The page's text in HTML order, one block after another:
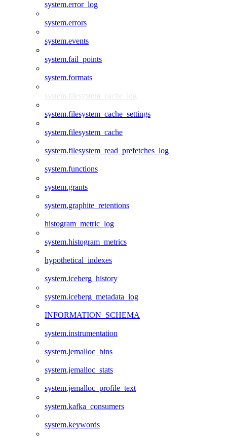
system.error_log
system.errors
system.events
system.fail_points
system.formats
system.filesystem_cache_log
system.filesystem_cache_settings
system.filesystem_cache
system.filesystem_read_prefetches_log
system.functions
system.grants
system.graphite_retentions
histogram_metric_log
system.histogram_metrics
hypothetical_indexes
system.iceberg_history
system.iceberg_metadata_log
INFORMATION_SCHEMA
system.instrumentation
system.jemalloc_bins
system.jemalloc_stats
system.jemalloc_profile_text
system.kafka_consumers
system.keywords